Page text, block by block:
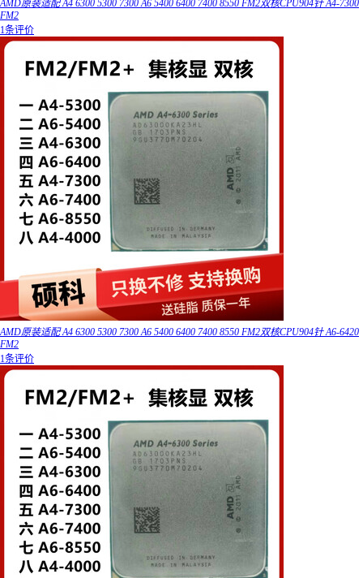
AMD原装适配 A4 6300 5300 7300 A6 5400 6400 7400 8550 FM2双核CPU904针 A4-7300
FM2
1条评价
AMD原装适配 A4 6300 5300 7300 A6 5400 6400 7400 8550 FM2双核CPU904针 A6-6420
FM2
1条评价